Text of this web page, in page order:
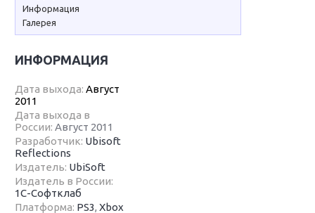
Информация
Галерея
ИНФОРМАЦИЯ
Дата выхода:Август
2011
Дата выхода в
России:Август 2011
Разработчик: Ubisoft
Reflections
Издатель: UbiSoft
Издатель в России:
1C-Софтклаб
Платформа: PS3,Xbox